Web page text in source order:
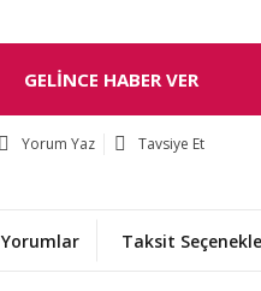
GELİNCE HABER VER
Yorum Yaz Tavsiye Et
Yorumlar Taksit